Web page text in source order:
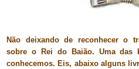
Não deixando de reconhecer o
sobre o Rei do Baião. Uma das
conhecemos. Eis, abaixo alguns